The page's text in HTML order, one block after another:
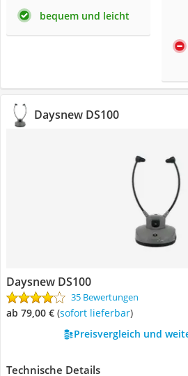
bequem und leicht
Daysnew DS100
Daysnew DS100
35 Bewertungen
ab 79,00 € ( Sofort lieferbar)
Preisvergleich und
Technische Details